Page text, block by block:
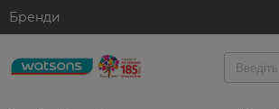
Бренди